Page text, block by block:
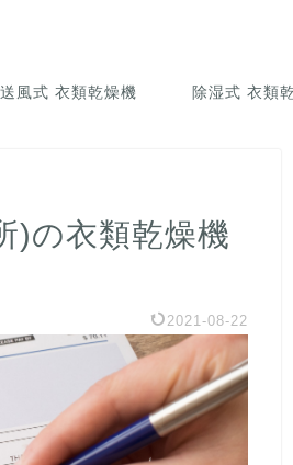
送風式 衣類乾燥機 除湿式 衣類
)の衣類乾燥機
2021-08-22